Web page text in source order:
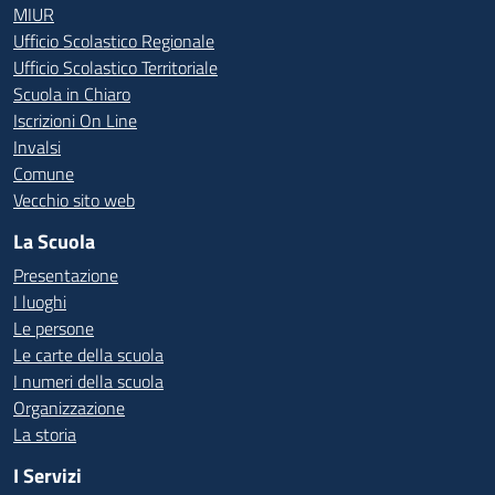
MIUR
Ufficio Scolastico Regionale
Ufficio Scolastico Territoriale
Scuola in Chiaro
Iscrizioni On Line
Invalsi
Comune
Vecchio sito web
La Scuola
Presentazione
I luoghi
Le persone
Le carte della scuola
I numeri della scuola
Organizzazione
La storia
I Servizi